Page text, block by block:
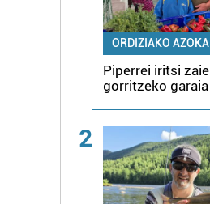
ORDIZIAKO AZOKA
Piperrei iritsi zaie
gorritzeko garaia
2